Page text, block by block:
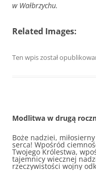
w Wałbrzychu.
Related Images:
Ten wpis został
Modlitwa w drugą
Boże nadziei,
serca! Wpośród
Twojego Królestwa,
tajemnicy wiecznej
rzeczywistości wojny